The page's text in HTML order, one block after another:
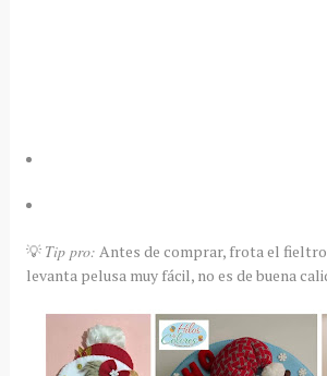
💡 Tip pro: Antes de comprar, frota el fieltro
levanta pelusa muy fácil, no es de buena